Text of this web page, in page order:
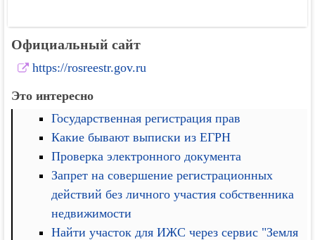
Официальный сайт
https://rosreestr.gov.ru
Это интересно
Государственная регистрация прав
Какие бывают выписки из ЕГРН
Проверка электронного документа
Запрет на совершение регистрационных
действий без личного участия собственника
недвижимости
Найти участок для ИЖС через сервис "Земля